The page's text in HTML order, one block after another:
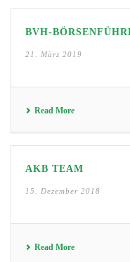
BVH-
21. März 2019
Read More
AKB TEAM
15. Dezember 2018
Read More